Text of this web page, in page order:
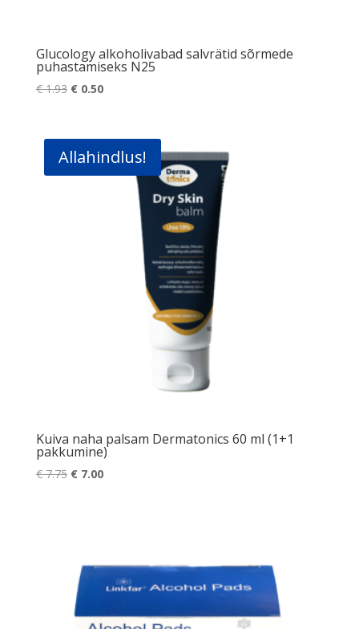
Glucology alkoholivabad salvrätid sõrmede
puhastamiseks N25
€1.93 Algne
€ 1.93.
€0.50Praegune
€ 0.50.
Allahindlus!
Kuiva naha palsam Dermatonics 60 ml (1+1
pakkumine)
€7.75 Algne
€7.00Praegune